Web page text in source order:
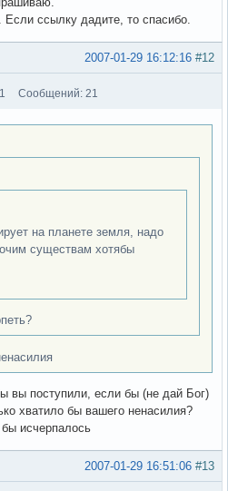
Если ссылку дадите, то спасибо.
#12
2007-01-29 16:12:16
Сообщений: 21
на планете земля, надо
существам хотябы
вы поступили, если бы (не дай Бог)
хватило бы вашего ненасилия?
исчерпалось
#13
2007-01-29 16:51:06